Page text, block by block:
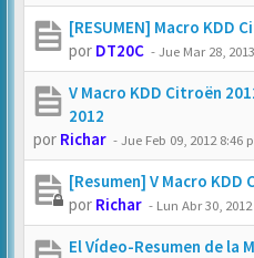
[RESUMEN] Macro KDD
por DT20C -Jue Mar 28,
V Macro KDD Citroën
2012
por Richar -Jue Feb 09, 2012 8:46
[Resumen] V Macro KDD
por Richar - Lun Abr 30,
El Vídeo-Resumen de la